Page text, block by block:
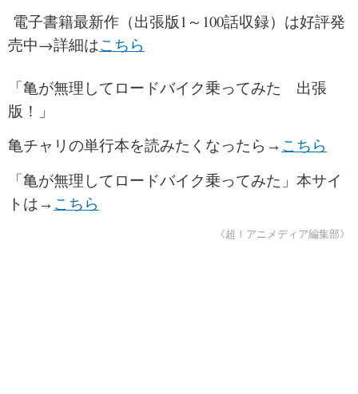
電子書籍最新作（出張版1～100話収録）は好評発
売中→詳細はこちら
「亀が無理してロードバイク乗ってみた 出張
版！」
亀チャリの単行本を読みたくなったら→ こちら
「亀が無理してロードバイク乗ってみた」本サイ
トは→ こちら
《超！アニメディア編集部》